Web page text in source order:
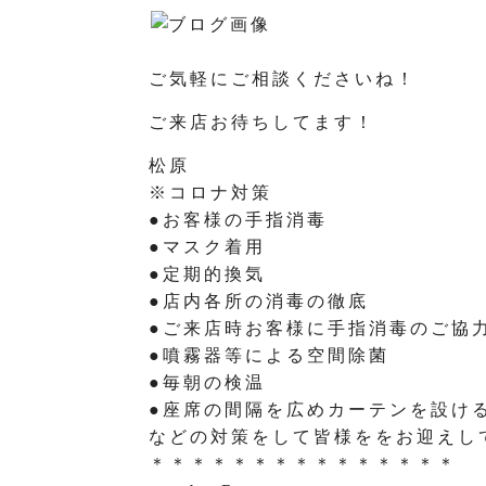
ご気軽にご相談くださいね！
ご来店お待ちしてます！
松原
※コロナ対策
●お客様の手指消毒
●マスク着用
●定期的換気
●店内各所の消毒の徹底
●ご来店時お客様に手指消毒のご協力
●噴霧器等による空間除菌
●毎朝の検温
●座席の間隔を広めカーテンを設ける
などの対策をして皆様ををお迎えし
＊＊＊＊＊＊＊＊＊＊＊＊＊＊＊